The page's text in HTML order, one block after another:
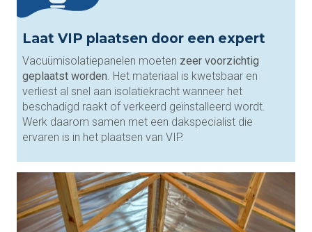
Laat VIP plaatsen door een expert
Vacuümisolatiepanelen moeten zeer voorzichtig
geplaatst worden . Het materiaal is kwetsbaar en
verliest al snel aan isolatiekracht wanneer het
beschadigd raakt of verkeerd geïnstalleerd wordt.
Werk daarom samen met een dakspecialist die
ervaren is in het plaatsen van VIP.